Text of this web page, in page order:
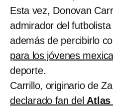
Esta vez, Donovan
admirador del futbolista
además de percibirlo
para los jóvenes
deporte.
Carrillo, originario de
declarado fan del Atlas